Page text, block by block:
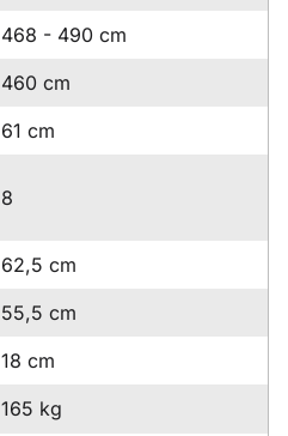
468 - 490 cm
460 cm
61 cm
8
62,5 cm
55,5 cm
18 cm
165 kg